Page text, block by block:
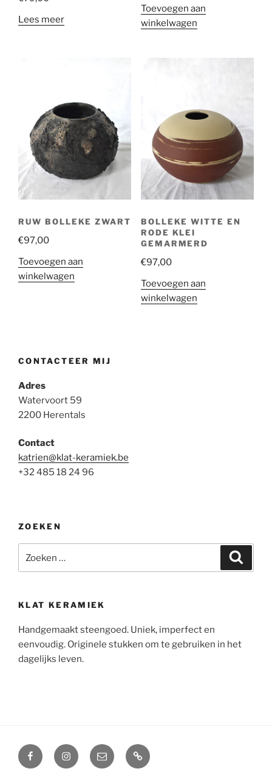
Lees meer
Toevoegen aan
winkelwagen
RUW BOLLEKE ZWART
€97,00
Toevoegen aan
winkelwagen
BOLLEKE WITTE EN
RODE KLEI
GEMARMERD
€97,00
Toevoegen aan
winkelwagen
CONTACTEER MIJ
Adres
Watervoort 59
2200 Herentals
Contact
katrien@klat-keramiek.be
+32 485 18 24 96
ZOEKEN
naar:
KLAT KERAMIEK
Handgemaakt steengoed. Uniek, imperfect en
eenvoudig. Originele stukken om te gebruiken in het
dagelijks leven.
FacebookInstagram
E-
mail
Algemene
voorwaarden